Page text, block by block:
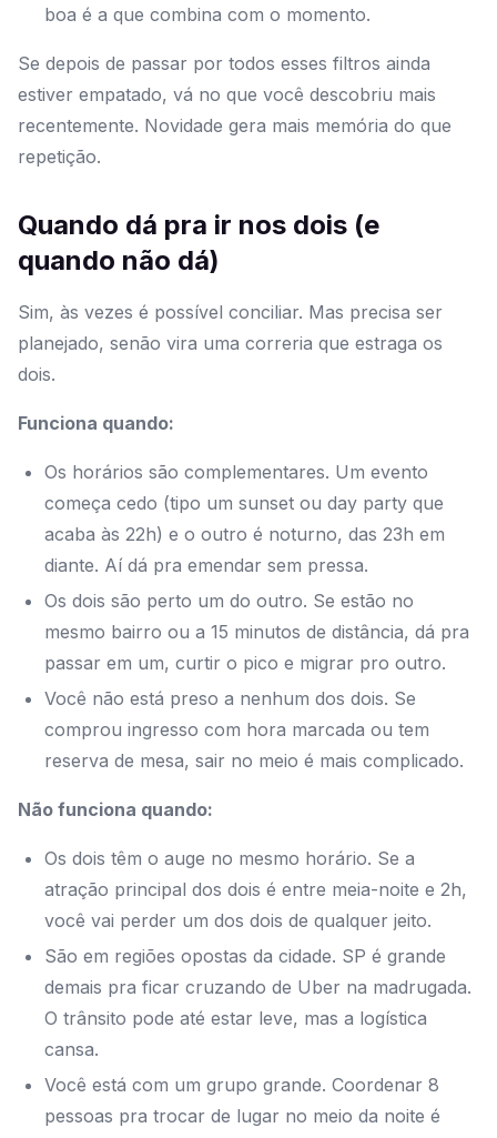
boa é a que combina com o momento.
Se depois de passar por todos esses filtros ainda
estiver empatado, vá no que você descobriu mais
recentemente. Novidade gera mais memória do que
repetição.
Quando dá pra ir nos dois (e
quando não dá)
Sim, às vezes é possível conciliar. Mas precisa ser
planejado, senão vira uma correria que estraga os
dois.
Funciona quando:
Os horários são complementares. Um evento
começa cedo (tipo um sunset ou day party que
acaba às 22h) e o outro é noturno, das 23h em
diante. Aí dá pra emendar sem pressa.
Os dois são perto um do outro. Se estão no
mesmo bairro ou a 15 minutos de distância, dá pra
passar em um, curtir o pico e migrar pro outro.
Você não está preso a nenhum dos dois. Se
comprou ingresso com hora marcada ou tem
reserva de mesa, sair no meio é mais complicado.
Não funciona quando:
Os dois têm o auge no mesmo horário. Se a
atração principal dos dois é entre meia-noite e 2h,
você vai perder um dos dois de qualquer jeito.
São em regiões opostas da cidade. SP é grande
demais pra ficar cruzando de Uber na madrugada.
O trânsito pode até estar leve, mas a logística
cansa.
Você está com um grupo grande. Coordenar 8
pessoas pra trocar de lugar no meio da noite é